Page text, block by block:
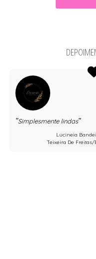
Simplesmente lindas
Lucineia
Teixeira De Freitas/